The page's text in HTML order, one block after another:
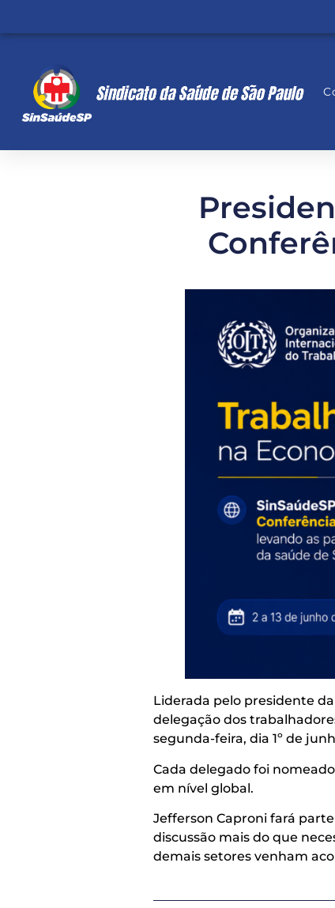
Liderada pelo presidente
delegação dos
segunda-feira, dia 1º de
Cada delegado foi
em nível global.
Jefferson Caproni fará
discussão mais do que
demais setores venham